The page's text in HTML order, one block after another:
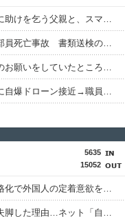
中国人の子供が溺れ、周りに助けを乞う父親と、スマホを向けてインプレ稼ぎの見物人
【広島】廿日市の中学野球部員死亡事故 書類送検の医師、別人のCT画像で診察した疑い 頭部出血に気づかなかった可能性
共産党「熊本地震救援募金のお願いをしていたところ、中指を立てられました。嫌がらせ酷い」
ドイツ空港のウクライナ機に自爆ドローン接近→職員が蹴り落とす→偶然起爆装置が壊れセーフ
5635
15052
【生活保護】日経「永住厳格化で外国人の定着意欲をそぐな」 ネット「永住者で“生活保護の外国人”が1人でもいる時点でおかしい」
【コラム】れいわ新選組が失脚した理由…ネット「自分達自身がカルト化していることに気づかなかったことが失敗の原因」